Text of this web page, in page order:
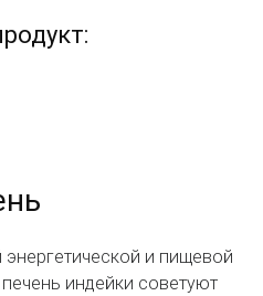
и пищевой
индейки советуют